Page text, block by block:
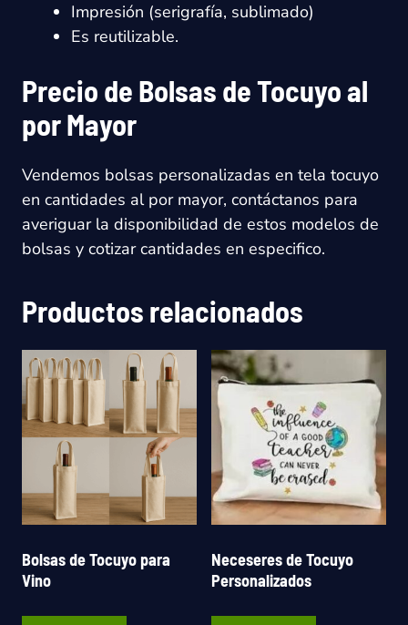
Impresión (serigrafía, sublimado)
Es reutilizable.
Precio de Bolsas de Tocuyo al
por Mayor
Vendemos bolsas personalizadas en tela tocuyo
en cantidades al por mayor, contáctanos para
averiguar la disponibilidad de estos modelos de
bolsas y cotizar cantidades en especifico.
Productos relacionados
Bolsas de Tocuyo para
Vino
Neceseres de Tocuyo
Personalizados